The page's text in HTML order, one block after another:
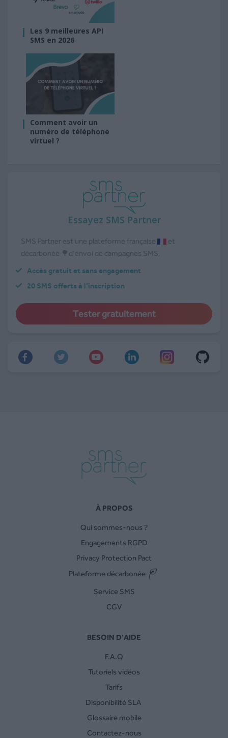
Les 9 meilleures API
SMS en 2026
Comment avoir un
numéro de téléphone
virtuel ?
Essayez SMS Partner
SMS Partner est une plateforme française
et
décarbonée 🌳d’envoi de campagnes SMS.
Accès gratuit et sans engagement
20 SMS offerts à l’inscription
Tester gratuitement
À PROPOS
Qui sommes-nous ?
Engagements RGPD
Privacy Protection Pact
Plateforme décarbonée
Service SMS
CGV
BESOIN D’AIDE
F.A.Q
Tutoriels vidéos
Tarifs
Disponibilité SLA
Glossaire mobile
Contactez-nous